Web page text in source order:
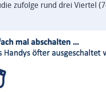
zufolge rund drei Viertel